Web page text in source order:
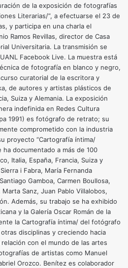
de la exposición de fotografías
Literarias/”, a efectuarse el 23 de
y participa en una charla el
Ramos Revillas, director de Casa
Universitaria. La transmisión se
Facebook Live. La muestra está
de fotografía en blanco y negro,
curatorial de la escritora y
de autores y artistas plásticos de
Suiza y Alemania. La exposición
indefinida en Redes Cultura
1991) es fotógrafo de retrato; su
comprometido con la industria
proyecto “Cartografía íntima/
ha documentado a más de 100
Italia, España, Francia, Suiza y
i Fabra, María Fernanda
Gamboa, Carmen Boullosa,
Sanz, Juan Pablo Villalobos,
Además, su trabajo se ha exhibido
y la Galería Oscar Román de la
la Cartografía íntima/ del fotógrafo
disciplinas y creciendo hacia
con el mundo de las artes
de artistas como Manuel
Orozco. Benítez es colaborador